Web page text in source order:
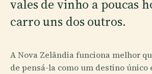
vales de vinho a poucas
carro uns dos outros.
A Nova Zelândia funciona melhor
de pensá-la como um destino único